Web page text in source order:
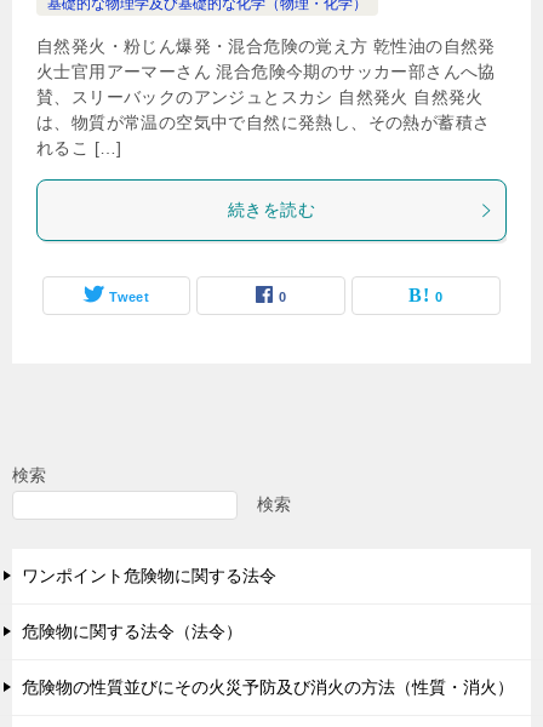
基礎的な物理学及び基礎的な化学（物理・化学）
自然発火・粉じん爆発・混合危険の覚え方 乾性油の自然発
火士官用アーマーさん 混合危険今期のサッカー部さんへ協
賛、スリーバックのアンジュとスカシ 自然発火 自然発火
は、物質が常温の空気中で自然に発熱し、その熱が蓄積さ
れるこ […]
続きを読む
Tweet 0 0
検索
検索
ワンポイント危険物に関する法令
危険物に関する法令（法令）
危険物の性質並びにその火災予防及び消火の方法（性質・消火）